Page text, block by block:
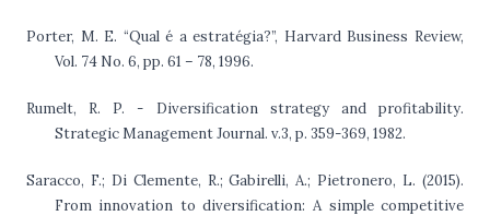
Porter, M. E. “Qual é a estratégia?”, Harvard Business Review,
Vol. 74 No. 6, pp. 61 – 78, 1996.
Rumelt, R. P. - Diversification strategy and profitability.
Strategic Management Journal. v.3, p. 359-369, 1982.
Saracco, F.; Di Clemente, R.; Gabirelli, A.; Pietronero, L. (2015).
From innovation to diversification: A simple competitive